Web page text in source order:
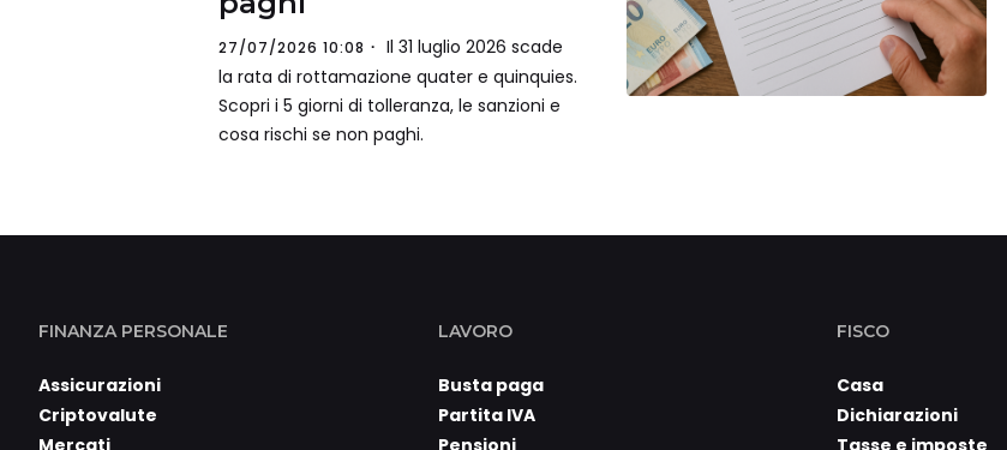
27/07/2026 10:08
Il 31 luglio 2026 scade
la rata di rottamazione quater e quinquies.
Scopri i 5 giorni di tolleranza, le sanzioni e
cosa rischi se non paghi.
FINANZA PERSONALE
Assicurazioni
Criptovalute
LAVORO
Busta paga
Partita IVA
FISCO
Casa
Dichiarazioni